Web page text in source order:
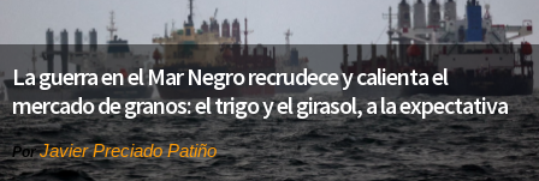
La guerra en el Mar Negro recrudece y calienta el
mercado de granos: el trigo y el girasol, a la expectativa
PorJavier Preciado Patiño